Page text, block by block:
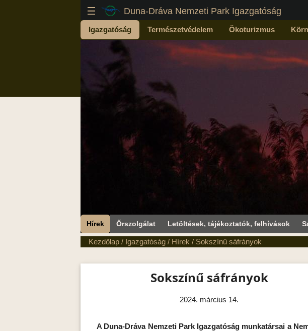
Duna-Dráva Nemzeti Park Igazgatóság
Igazgatóság Természetvédelem Ökoturizmus
Hírek Őrszolgálat Letöltések, tájékoztatók, felhívások
Kezdőlap / Igazgatóság / Hírek / Sokszínű sáfrányok
Sokszínű sáfrányok
2024. március 14.
A Duna-Dráva Nemzeti Park Igazgatóság munkatársai a